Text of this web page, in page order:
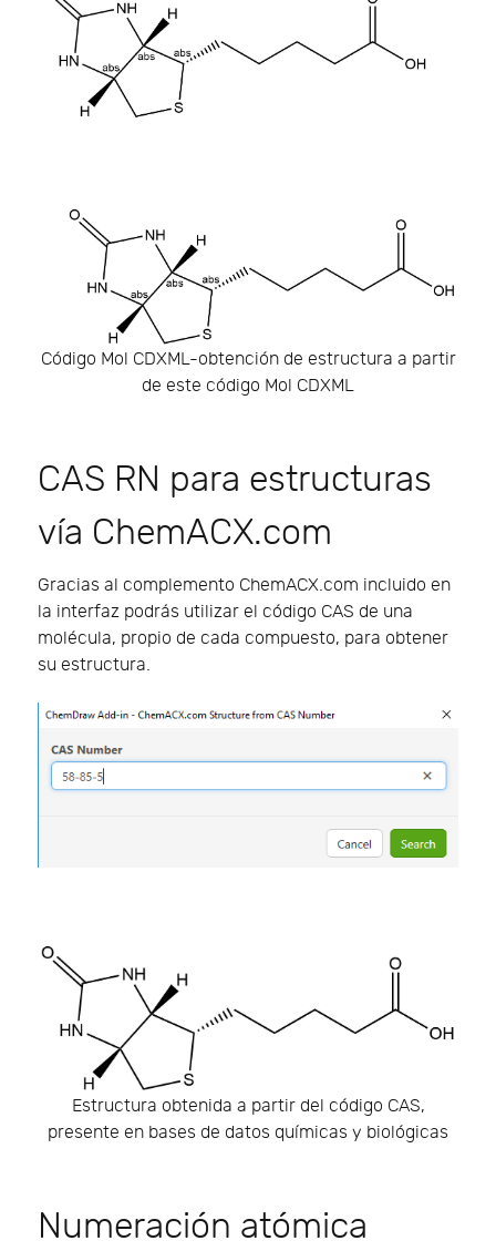
Código Mol CDXML-obtención de estructura a partir
de este código Mol CDXML
CAS RN para estructuras
vía ChemACX.com
Gracias al complemento ChemACX.com incluido en
la interfaz podrás utilizar el código CAS de una
molécula, propio de cada compuesto, para obtener
su estructura.
Estructura obtenida a partir del código CAS,
presente en bases de datos químicas y biológicas
Numeración atómica